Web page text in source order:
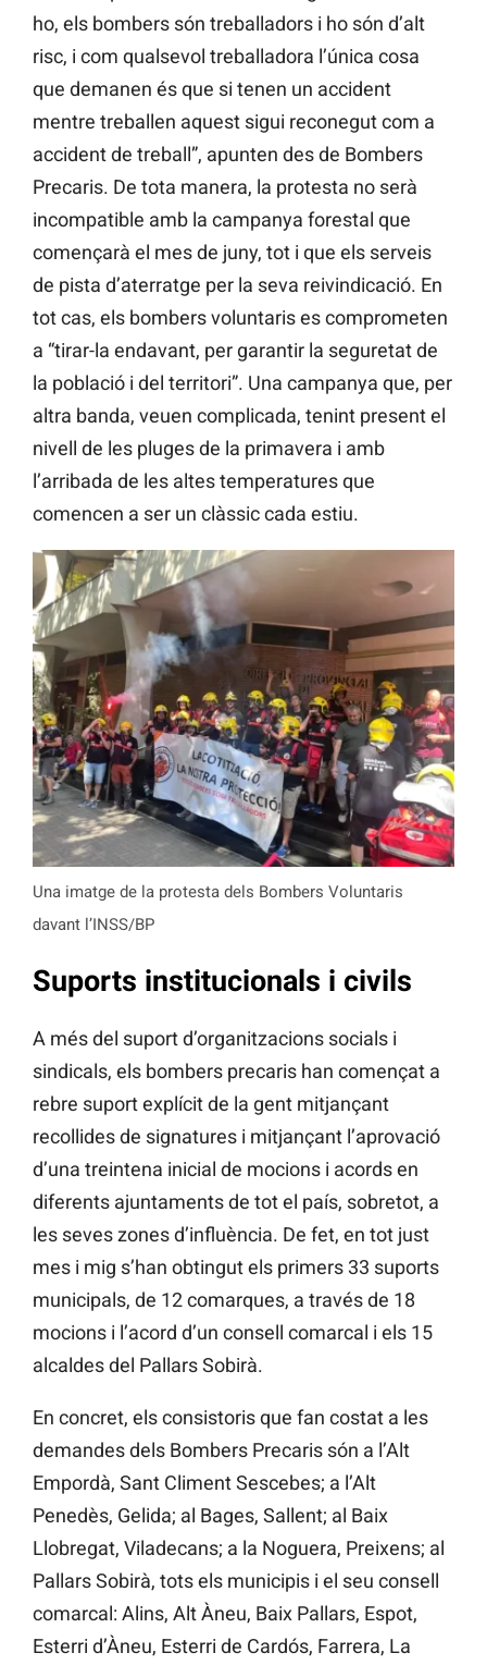
ho, els bombers són treballadors i ho són d’alt
risc, i com qualsevol treballadora l’única cosa
que demanen és que si tenen un accident
mentre treballen aquest sigui reconegut com a
accident de treball”, apunten des de Bombers
Precaris. De tota manera, la protesta no serà
incompatible amb la campanya forestal que
començarà el mes de juny, tot i que els serveis
de pista d’aterratge per la seva reivindicació. En
tot cas, els bombers voluntaris es comprometen
a “tirar-la endavant, per garantir la seguretat de
la població i del territori”. Una campanya que, per
altra banda, veuen complicada, tenint present el
nivell de les pluges de la primavera i amb
l’arribada de les altes temperatures que
comencen a ser un clàssic cada estiu.
Una imatge de la protesta dels Bombers Voluntaris
davant l’INSS/BP
Suports institucionals i civils
A més del suport d’organitzacions socials i
sindicals, els bombers precaris han començat a
rebre suport explícit de la gent mitjançant
recollides de signatures i mitjançant l’aprovació
d’una treintena inicial de mocions i acords en
diferents ajuntaments de tot el país, sobretot, a
les seves zones d’influència. De fet, en tot just
mes i mig s’han obtingut els primers 33 suports
municipals, de 12 comarques, a través de 18
mocions i l’acord d’un consell comarcal i els 15
alcaldes del Pallars Sobirà.
En concret, els consistoris que fan costat a les
demandes dels Bombers Precaris són a l’Alt
Empordà, Sant Climent Sescebes; a l’Alt
Penedès, Gelida; al Bages, Sallent; al Baix
Llobregat, Viladecans; a la Noguera, Preixens; al
Pallars Sobirà, tots els municipis i el seu consell
comarcal: Alins, Alt Àneu, Baix Pallars, Espot,
Esterri d’Àneu, Esterri de Cardós, Farrera, La